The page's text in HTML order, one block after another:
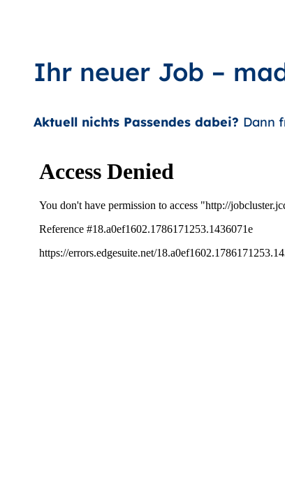
Ihr neuer Job –
Aktuell nichts Passendes dabei? Dann